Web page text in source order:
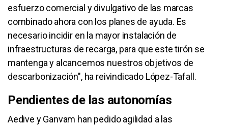
esfuerzo comercial y divulgativo de las marcas
combinado ahora con los planes de ayuda. Es
necesario incidir en la mayor instalación de
infraestructuras de recarga, para que este tirón se
mantenga y alcancemos nuestros objetivos de
descarbonización", ha reivindicado López-Tafall.
Pendientes de las autonomías
Aedive y Ganvam han pedido agilidad a las